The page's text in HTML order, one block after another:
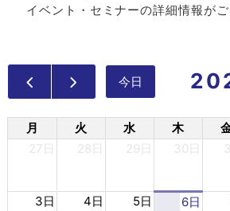
イベント・セミナーの詳細情報がご
今日
月 火 水 木
27日
28日 29日 30日
3日 4日 5日 6日